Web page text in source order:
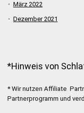
März 2022
Dezember 2021
*Hinweis von
* Wir nutzen Affiliate
Partnerprogramm und